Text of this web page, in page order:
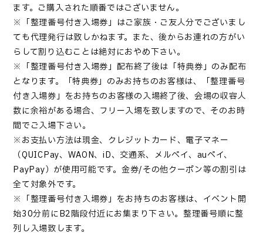
ます。ご購入された順番ではございません。
※「整理番号付き入場券」はご家族・ご友人分でございまし
ても代理発行は致しかねます。また、後からお連れの方がい
らして割り込むことは絶対におやめ下さい。
※「整理番号付き入場券」配布終了後は「特典券」のみ配布
となります。「特典券」のみお持ちのお客様は、「整理番号
付き入場券」をお持ちのお客様の入場終了後、会場の収容人
数に余裕がある場合、フリー入場を致しますので、そのお時
間でご入場下さい。
※お支払い方法は現金、クレジットカード、電子マネー
（QUICPay、WAON、iD、交通系、メルペイ、auペイ、
PayPay）が使用可能です。金券/その他クーポン等の割引は
全て対象外です。
※「整理番号付き入場券」をお持ちのお客様は、イベント開
始30分前にB2階段付近にお集まり下さい。整理番号順に整
列し入場致します。